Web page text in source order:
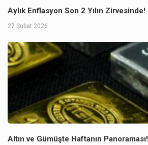
Aylık Enflasyon Son 2 Yılın Zirvesinde!
27 Şubat 2026
Altın ve Gümüşte Haftanın Panoraması!